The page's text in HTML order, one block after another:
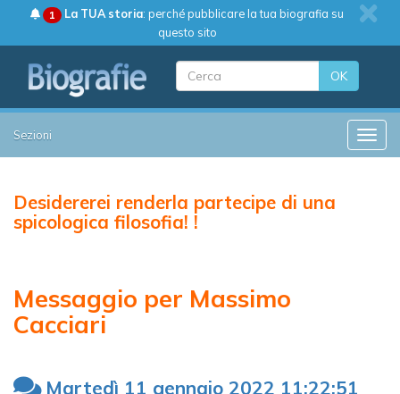
1 La TUA storia: perché pubblicare la tua biografia su
questo sito
OK
Sezioni
Desidererei renderla partecipe di una
spicologica filosofia! !
Messaggio per Massimo
Cacciari
Martedì 11 gennaio 2022 11:22:51